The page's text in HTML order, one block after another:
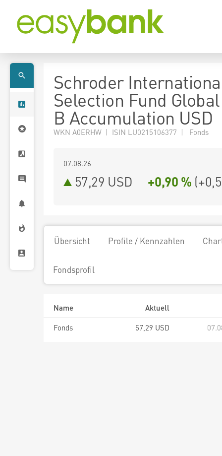
Schroder
Selection Fund
B Accumulation USD
WKN A0ERHW | ISIN LU0215106377 | Fonds
07.08.26
57,29 USD +0,90 % (
Übersicht Profile / Kennzahlen
Fondsprofil
Name
Aktuell
Fonds
57,29 USD